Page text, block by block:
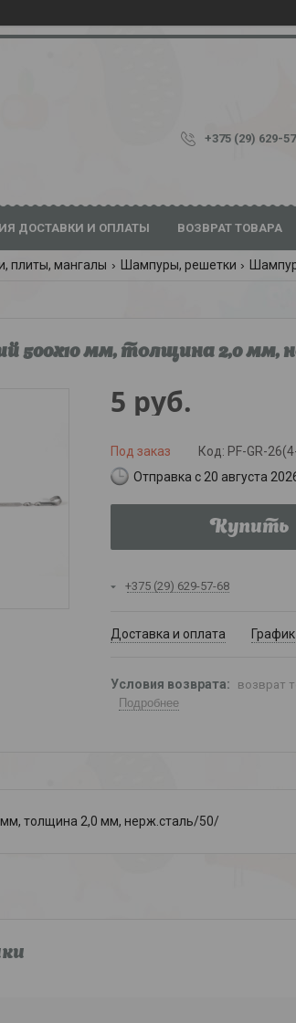
+375 (29) 629-
ДОСТАВКИ И ОПЛАТЫ ВОЗВРАТ ТОВАРА
плиты, мангалы Шампуры, решетки
500х10 мм, толщина 2,0 мм,
5 руб.
Под заказ Код: PF-GR-
Отправка с 20 августа
Купить
+375 (29) 629-57-68
Доставка и оплата
возврат
Подробнее
толщина 2,0 мм, нерж.сталь/50/